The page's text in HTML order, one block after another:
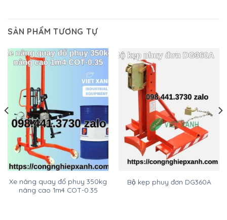
SẢN PHẨM TƯƠNG TỰ
Xe nâng quay đổ phuy 350kg
nâng cao 1m4 COT-0.35
Bộ kẹp phuy đơn DG360A